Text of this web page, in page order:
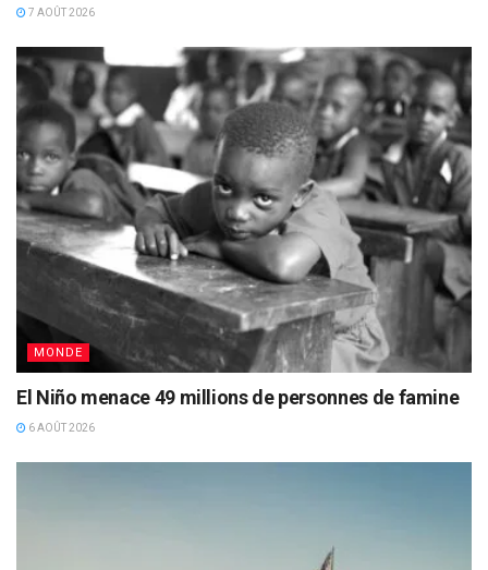
7 AOÛT 2026
MONDE
El Niño menace 49 millions de personnes de famine
6 AOÛT 2026